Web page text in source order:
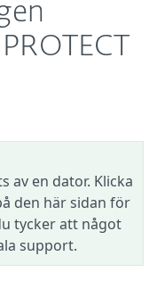
av en dator. Klicka
den här sidan för
tycker att något
support.